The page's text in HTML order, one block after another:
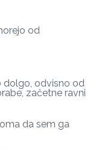
od
dolgo, odvisno od
začetne ravni
da sem ga